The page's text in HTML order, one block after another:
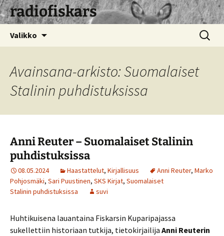
radiofiskars
Valikko Haku:
Avainsana-arkisto: Suomalaiset
Stalinin puhdistuksissa
Anni Reuter – Suomalaiset Stalinin
puhdistuksissa
08.05.2024 Haastattelut, Kirjallisuus Anni Reuter, Marko
Pohjosmäki, Sari Puustinen, SKS Kirjat, Suomalaiset
Stalinin puhdistuksissa
suvi
Huhtikuisena lauantaina Fiskarsin Kuparipajassa
sukellettiin historiaan tutkija, tietokirjailija Anni Reuterin